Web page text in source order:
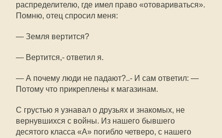
распределителю, где имел право «отовариваться».
Помню, отец спросил меня:
— Земля вертится?
— Вертится,- ответил я.
— А почему люди не падают?..- И сам ответил: —
Потому что прикреплены к магазинам.
С грустью я узнавал о друзьях и знакомых, не
вернувшихся с войны. Из нашего бывшего
десятого класса «А» погибло четверо, с нашего